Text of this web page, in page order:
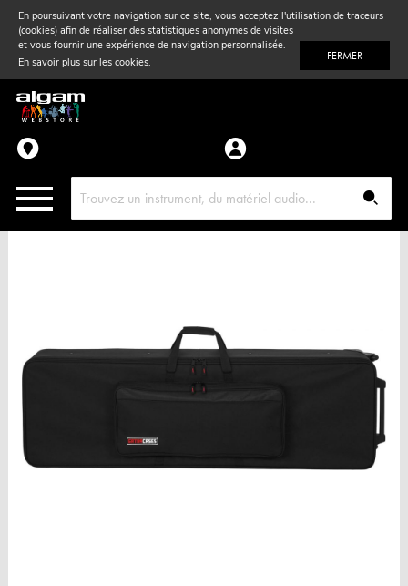
En poursuivant votre navigation sur ce site, vous acceptez l'utilisation de traceurs
(cookies) afin de réaliser des statistiques anonymes de visites
et vous fournir une expérience de navigation personnalisée.
En savoir plus sur les cookies. FERMER
Vent& Violon
Accessoires
Pièces détachées